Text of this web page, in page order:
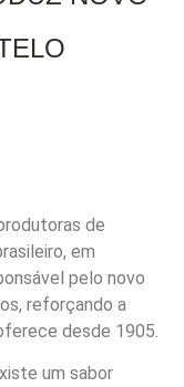
de
em
pelo novo
reforçando a
desde 1905.
um sabor